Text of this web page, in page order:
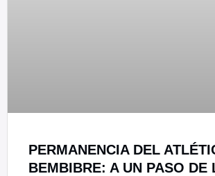
PERMANENCIA DEL
BEMBIBRE: A UN PASO DE